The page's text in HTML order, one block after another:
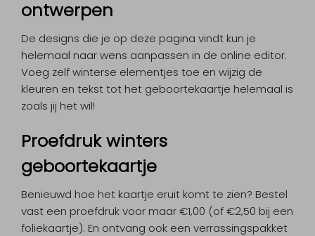
ontwerpen
De designs die je op deze pagina vindt kun je
helemaal naar wens aanpassen in de online editor.
Voeg zelf winterse elementjes toe en wijzig de
kleuren en tekst tot het geboortekaartje helemaal is
zoals jij het wil!
Proefdruk winters
geboortekaartje
Benieuwd hoe het kaartje eruit komt te zien? Bestel
vast een proefdruk voor maar €1,00 (of €2,50 bij een
foliekaartje). En ontvang ook een verrassingspakket